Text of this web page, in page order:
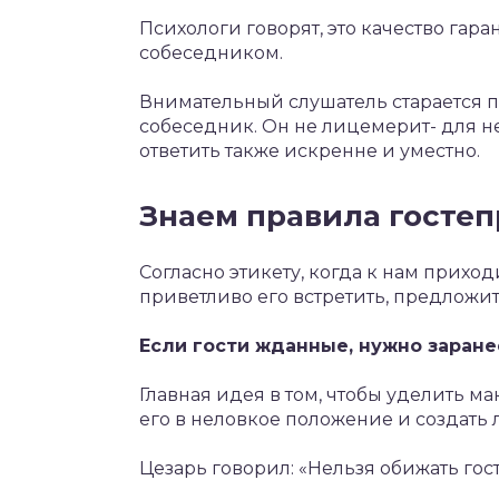
Психологи говорят, это качество
собеседником.
Внимательный слушатель старается
собеседник. Он не лицемерит- для
ответить также искренне и уместно.
Знаем правила
Согласно этикету, когда к нам
приветливо его встретить,
Если гости жданные, нужно
Главная идея в том, чтобы уделить
его в неловкое положение и
Цезарь говорил: «Нельзя обижать